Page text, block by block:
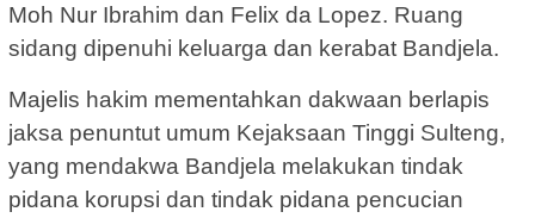
Moh Nur Ibrahim dan Felix da Lopez. Ruang
sidang dipenuhi keluarga dan kerabat Bandjela.
Majelis hakim mementahkan dakwaan berlapis
jaksa penuntut umum Kejaksaan Tinggi Sulteng,
yang mendakwa Bandjela melakukan tindak
pidana korupsi dan tindak pidana pencucian